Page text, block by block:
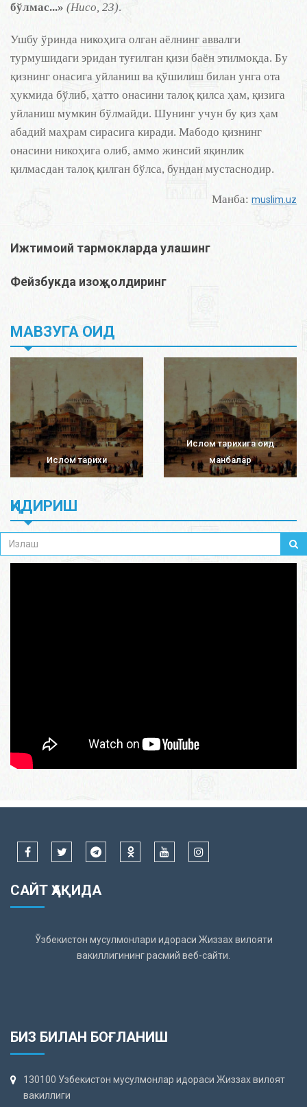
бўлмас...» (Нисо, 23).
Ушбу ўринда никоҳига олган аёлнинг аввалги
турмушидаги эридан туғилган қизи баён этилмоқда. Бу
қизнинг онасига уйланиш ва қўшилиш билан унга ота
ҳукмида бўлиб, ҳатто онасини талоқ қилса ҳам, қизига
уйланиш мумкин бўлмайди. Шунинг учун бу қиз ҳам
абадий маҳрам сирасига киради. Мабодо қизнинг
онасини никоҳига олиб, аммо жинсий яқинлик
қилмасдан талоқ қилган бўлса, бундан мустаснодир.
Манба: muslim.uz
Ижтимоий тармокларда улашинг
Фейзбукда изоҳ қолдиринг
МАВЗУГА ОИД
Ислом тарихи
Ислом тарихига оид
манбалар
ҚИДИРИШ
САЙТ ҲАҚИДА
Ўзбекистон мусулмонлари идораси Жиззах вилояти
вакиллигининг расмий веб-сайти.
БИЗ БИЛАН БОҒЛАНИШ
130100 Узбекистон мусулмонлар идораси Жиззах вилоят
вакиллиги